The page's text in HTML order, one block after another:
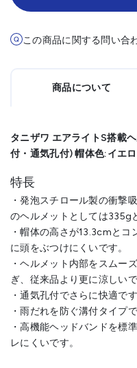
この商品に関する問い合
商品について
タニザワ エアライトS搭載
付・通気孔付) 帽体色:イエ
特長
・発泡スチロール製の衝撃
のヘルメットとしては335g
・帽体の高さが13.3cmと
に頭をぶつけにくいです。
・ヘルメット内部をスムー
ぎ、従来品より更に涼しいで
・通気孔付でさらに快適です
・雨だれを防ぐ溝付タイプで
・高機能ヘッドバンドを標
レにくいです。